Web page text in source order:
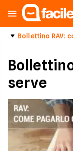
Bollettino RAV:
serve